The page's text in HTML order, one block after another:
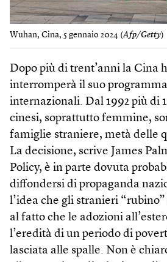
Wuhan, Cina, 5 gennaio 2024 (Afp/Getty)
Dopo più di trent’anni la Cina
interromperà il suo
internazionali. Dal 1992 più di
cinesi, soprattutto femmine,
famiglie straniere, metà delle
La decisione, scrive James
Policy, è in parte dovuta
diffondersi di propaganda
l’idea che gli stranieri
al fatto che le adozioni
l’eredità di un periodo di
lasciata alle spalle. Non è